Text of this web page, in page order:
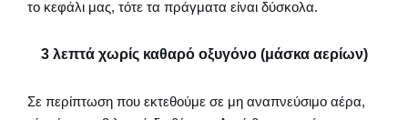
το κεφάλι μας, τότε τα πράγματα είναι δύσκολα.
3 λεπτά χωρίς καθαρό οξυγόνο (μάσκα αερίων)
Σε περίπτωση που εκτεθούμε σε μη αναπνεύσιμο αέρα,